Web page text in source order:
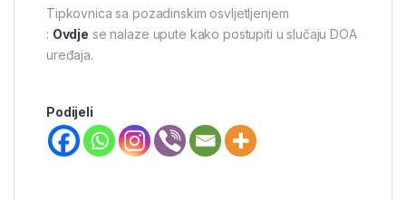
Tipkovnica sa pozadinskim osvljetljenjem
: Ovdje se nalaze upute kako postupiti u slučaju DOA
uređaja.
Podijeli